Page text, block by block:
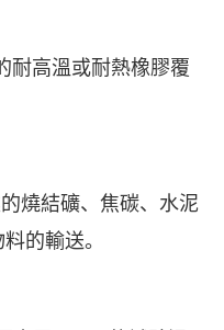
耐高溫或耐熱橡膠覆
燒結礦、焦碳、水泥
的輸送。